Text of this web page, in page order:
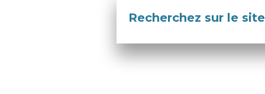
Recherchez sur le site